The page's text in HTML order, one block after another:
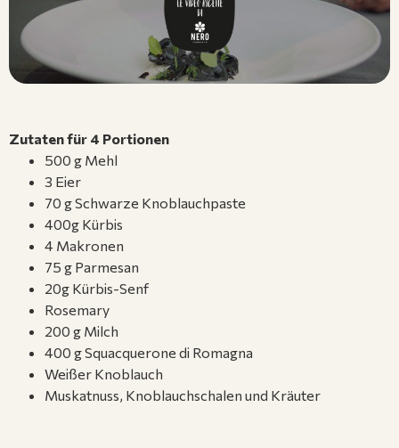
Zutaten für 4 Portionen
500 g Mehl
3 Eier
70 g Schwarze Knoblauchpaste
400g Kürbis
4 Makronen
75 g Parmesan
20g Kürbis-Senf
Rosemary
200 g Milch
400 g Squacquerone di Romagna
Weißer Knoblauch
Muskatnuss, Knoblauchschalen und Kräuter